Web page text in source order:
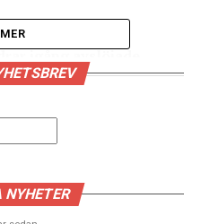
igång avslöjade
program i sin helhet.
Young, tillsammans
Peppers och LCD
svenska artisterna
och bland de största
Festivalen startar
2 juli.
NYHETER